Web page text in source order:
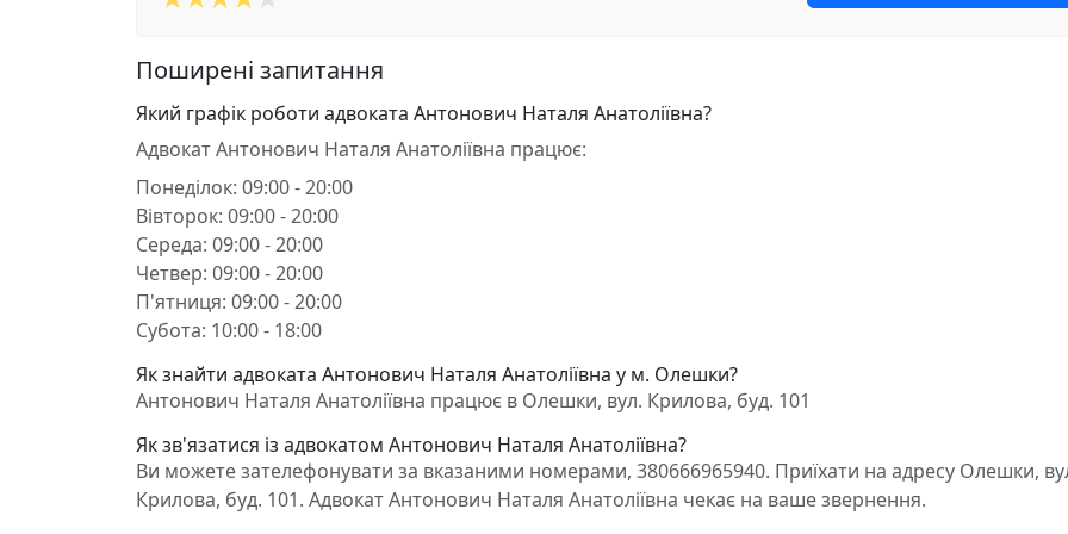
Поширені запитання
Який графік роботи адвоката Антонович Наталя Анатоліївна?
Адвокат Антонович Наталя Анатоліївна працює:
Понеділок: 09:00 - 20:00
Вівторок: 09:00 - 20:00
Середа: 09:00 - 20:00
Четвер: 09:00 - 20:00
П'ятниця: 09:00 - 20:00
Субота: 10:00 - 18:00
Як знайти адвоката Антонович Наталя Анатоліївна у м. Олешки?
Антонович Наталя Анатоліївна працює в Олешки, вул. Крилова, буд. 101
Як зв'язатися із адвокатом Антонович Наталя Анатоліївна?
Ви можете зателефонувати за вказаними номерами, 380666965940. Приїхати на адресу Олешки,
Крилова, буд. 101. Адвокат Антонович Наталя Анатоліївна чекає на ваше звернення.